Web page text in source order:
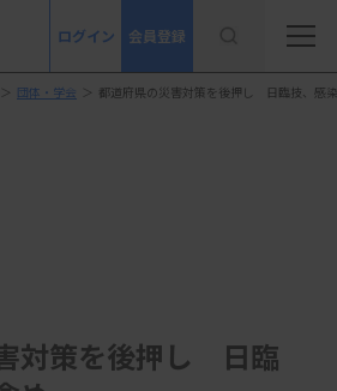
ログイン 会員登録
＞ 団体・学会 ＞ 都道府県の災害対策を後押し 日臨技、感
対策を後押し 日臨